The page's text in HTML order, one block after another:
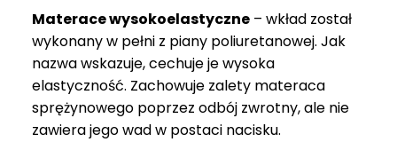
069 zł
Materace wysokoelastyczne – wkład został
wykonany w pełni z piany poliuretanowej. Jak
nazwa wskazuje, cechuje je wysoka
elastyczność. Zachowuje zalety materaca
sprężynowego poprzez odbój zwrotny, ale nie
zawiera jego wad w postaci nacisku.